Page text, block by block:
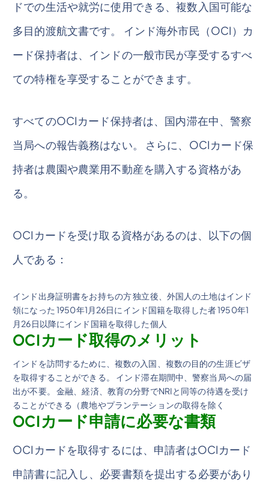
ドでの生活や就労に使用できる、複数入国可能な
多目的渡航文書です。 インド海外市民（OCI）カ
ード保持者は、インドの一般市民が享受するすべ
ての特権を享受することができます。
すべてのOCIカード保持者は、国内滞在中、警察
当局への報告義務はない。 さらに、OCIカード保
持者は農園や農業用不動産を購入する資格があ
る。
OCIカードを受け取る資格があるのは、以下の個
人である：
インド出身証明書をお持ちの方 独立後、外国人の土地はインド
領になった 1950年1月26日にインド国籍を取得した者 1950年1
月26日以降にインド国籍を取得した個人
OCIカード取得のメリット
インドを訪問するために、複数の入国、複数の目的の生涯ビザ
を取得することができる。 インド滞在期間中、警察当局への届
出が不要。 金融、経済、教育の分野でNRIと同等の待遇を受け
ることができる（農地やプランテーションの取得を除く
OCIカード申請に必要な書類
OCIカードを取得するには、申請者はOCIカード
申請書に記入し、必要書類を提出する必要があり